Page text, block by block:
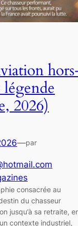
légende
2026)
—par
consacrée au
du chasseur
jusqu’à sa retraite,
contexte industriel,